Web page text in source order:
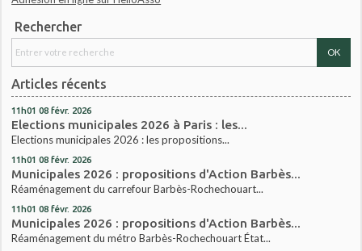
Rechercher
Articles récents
11h01 08 févr. 2026
Elections municipales 2026 à Paris : les...
Elections municipales 2026 : les propositions...
11h01 08 févr. 2026
Municipales 2026 : propositions d'Action Barbès...
Réaménagement du carrefour Barbès-Rochechouart...
11h01 08 févr. 2026
Municipales 2026 : propositions d'Action Barbès...
Réaménagement du métro Barbès-Rochechouart État...